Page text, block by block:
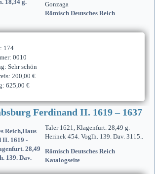
Gonzaga
Römisch Deutsches Reich
174
0010
Sehr schön
200,00 €
625,00 €
Ferdinand II. 1619 – 1637
Taler 1621, Klagenfurt. 28,49 g.
Herinek 454. Voglh. 139. Dav. 3115..
Römisch Deutsches Reich
Katalogseite